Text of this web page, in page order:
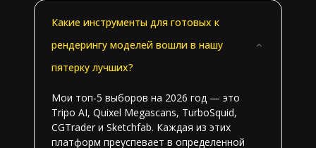
Какие инструменты для готовых к
рендерингу моделей вошли в нашу
пятерку лучших?
Мои топ-5 выборов на 2026 год — это
Tripo AI, Quixel Megascans, TurboSquid,
CGTrader и Sketchfab. Каждая из этих
платформ преуспевает в определенной